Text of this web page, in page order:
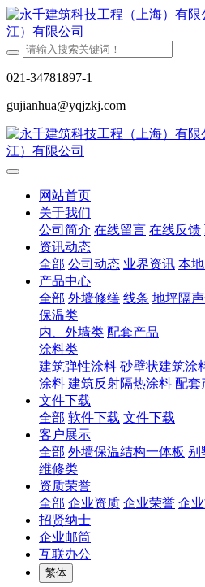
021-34781897-1
gujianhua@yqjzkj.com
网站首页
关于我们
公司简介 在线留言 在线反馈
资讯动态
全部 公司动态 业界资讯 本
产品中心
全部 外墙修缮 线条 地坪隔
保温类
内、外墙类 配套产品
涂料类
建筑弹性涂料 砂壁状建筑涂
涂料 建筑反射隔热涂料 配套
文件下载
全部 软件下载 文件下载
客户展示
全部 外墙保温结构一体板 别
维修类
资质荣誉
全部 企业资质 企业荣誉 企
招贤纳士
企业邮筒
互联办公
繁体